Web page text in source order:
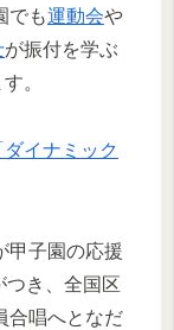
でも運動会や
が振付を学ぶ
。
イナミック
甲子園の応援
つき、全国区
合唱へとなだ